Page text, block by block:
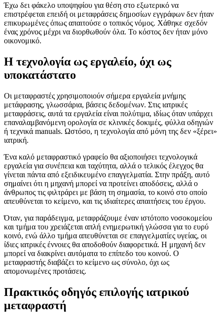
Έχω δει φάκελο υποψηφίου για θέση στο εξωτερικό να
επιστρέφεται επειδή οι μεταφράσεις δημοσίων εγγράφων δεν ήταν
επικυρωμένες όπως απαιτούσε ο τοπικός νόμος. Χάθηκε σχεδόν
ένας χρόνος μέχρι να διορθωθούν όλα. Το κόστος δεν ήταν μόνο
οικονομικό.
Η τεχνολογία ως εργαλείο, όχι ως
υποκατάστατο
Οι μεταφραστές χρησιμοποιούν σήμερα εργαλεία μνήμης
μετάφρασης, γλωσσάρια, βάσεις δεδομένων. Στις ιατρικές
μεταφράσεις, αυτά τα εργαλεία είναι πολύτιμα, ιδίως όταν υπάρχει
επαναλαμβανόμενη ορολογία σε κλινικές δοκιμές, φύλλα οδηγιών
ή τεχνικά manuals. Ωστόσο, η τεχνολογία από μόνη της δεν «ξέρει»
ιατρική.
Ένα καλό μεταφραστικό γραφείο θα αξιοποιήσει τεχνολογικά
εργαλεία για συνέπεια και ταχύτητα, αλλά ο τελικός έλεγχος θα
γίνεται πάντα από εξειδικευμένο επαγγελματία. Στην πράξη, αυτό
σημαίνει ότι η μηχανή μπορεί να προτείνει αποδόσεις, αλλά ο
άνθρωπος τις φιλτράρει με βάση τη σημασία, το κοινό στο οποίο
απευθύνεται το κείμενο, και τις ιδιαίτερες απαιτήσεις του έργου.
Όταν, για παράδειγμα, μεταφράζουμε έναν ιστότοπο νοσοκομείου
και τμήμα του χρειάζεται απλή ενημερωτική γλώσσα για το ευρύ
κοινό, ενώ άλλο τμήμα απευθύνεται σε επαγγελματίες υγείας, οι
ίδιες ιατρικές έννοιες θα αποδοθούν διαφορετικά. Η μηχανή δεν
μπορεί να διακρίνει αυτόματα το επίπεδο του κοινού. Ο
μεταφραστής διαβάζει το κείμενο ως σύνολο, όχι ως
απομονωμένες προτάσεις.
Πρακτικός οδηγός επιλογής ιατρικού
μεταφραστή